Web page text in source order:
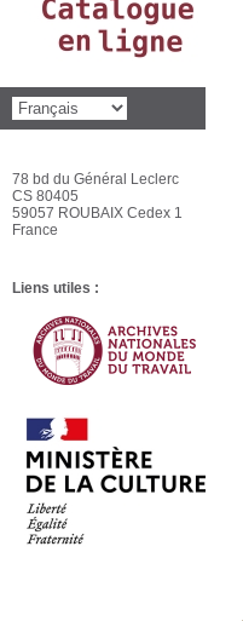
78 bd du Général Leclerc
CS 80405
59057 ROUBAIX Cedex 1
France
Liens utiles :